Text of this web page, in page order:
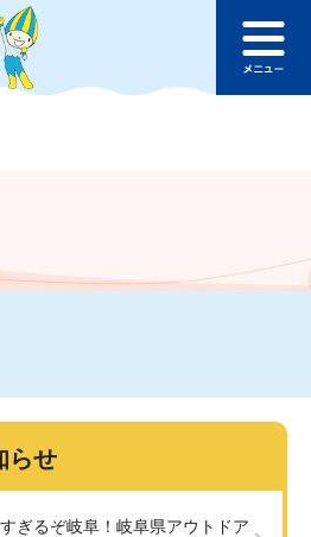
ページの本文へ
ュ
らせ
ぎるぞ岐阜！岐阜県アウトドア